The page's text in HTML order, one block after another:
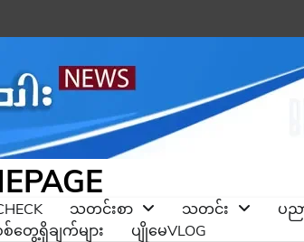
သတင်းစာ သတင်း ပည
တွေ့ရှိချက်များ ပျိုမေVLOG